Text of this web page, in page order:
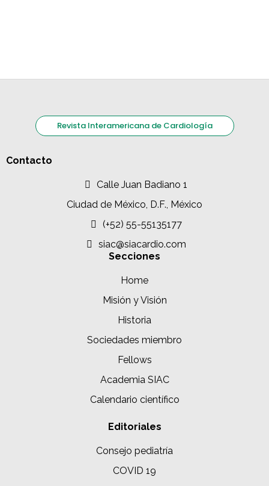
Revista Interamericana de Cardiología
Contacto
Calle Juan Badiano 1
Ciudad de México, D.F., México
(+52) 55-55135177
siac@siacardio.com
Secciones
Home
Misión y Visión
Historia
Sociedades miembro
Fellows
Academia SIAC
Calendario científico
Editoriales
Consejo pediatría
COVID 19